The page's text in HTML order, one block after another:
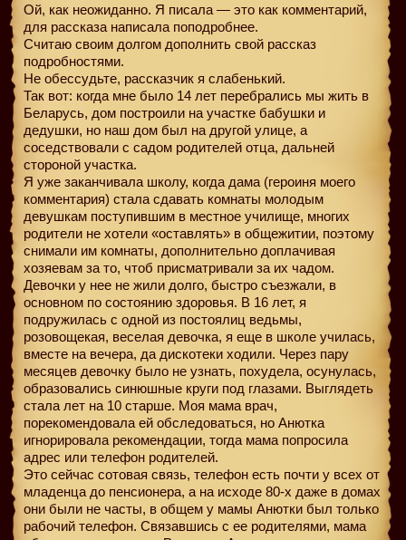
Ой, как неожиданно. Я писала — это как комментарий,
для рассказа написала поподробнее.
Считаю своим долгом дополнить свой рассказ
подробностями.
Не обессудьте, рассказчик я слабенький.
Так вот: когда мне было 14 лет перебрались мы жить в
Беларусь, дом построили на участке бабушки и
дедушки, но наш дом был на другой улице, а
соседствовали с садом родителей отца, дальней
стороной участка.
Я уже заканчивала школу, когда дама (героиня моего
комментария) стала сдавать комнаты молодым
девушкам поступившим в местное училище, многих
родители не хотели «оставлять» в общежитии, поэтому
снимали им комнаты, дополнительно доплачивая
хозяевам за то, чтоб присматривали за их чадом.
Девочки у нее не жили долго, быстро съезжали, в
основном по состоянию здоровья. В 16 лет, я
подружилась с одной из постоялиц ведьмы,
розовощекая, веселая девочка, я еще в школе училась,
вместе на вечера, да дискотеки ходили. Через пару
месяцев девочку было не узнать, похудела, осунулась,
образовались синюшные круги под глазами. Выглядеть
стала лет на 10 старше. Моя мама врач,
порекомендовала ей обследоваться, но Анютка
игнорировала рекомендации, тогда мама попросила
адрес или телефон родителей.
Это сейчас сотовая связь, телефон есть почти у всех от
младенца до пенсионера, а на исходе 80-х даже в домах
они были не часты, в общем у мамы Анютки был только
рабочий телефон. Связавшись с ее родителями, мама